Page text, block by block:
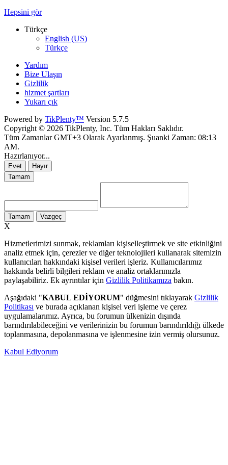
Hepsini gör
Türkçe
English (US)
Türkçe
Yardım
Bize Ulaşın
Gizlilik
hizmet şartları
Yukarı çık
Powered by TikPlenty™ Version 5.7.5
Copyright © 2026 TikPlenty, Inc. Tüm Hakları Saklıdır.
Tüm Zamanlar GMT+3 Olarak Ayarlanmış. Şuanki Zaman: 08:13
AM.
Hazırlanıyor...
Evet
Hayır
Tamam
Tamam Vazgeç
X
Hizmetlerimizi sunmak, reklamları kişiselleştirmek ve site etkinliğini
analiz etmek için, çerezler ve diğer teknolojileri kullanarak sitemizin
kullanıcıları hakkındaki kişisel verileri işleriz. Kullanıcılarımız
hakkında belirli bilgileri reklam ve analiz ortaklarımızla
paylaşabiliriz. Ek ayrıntılar için Gizlilik Politikamıza bakın.
Aşağıdaki "KABUL EDİYORUM" düğmesini tıklayarak Gizlilik
Politikası ve burada açıklanan kişisel veri işleme ve çerez
uygulamalarımız. Ayrıca, bu forumun ülkenizin dışında
barındırılabileceğini ve verilerinizin bu forumun barındırıldığı ülkede
toplanmasına, depolanmasına ve işlenmesine izin vermiş olursunuz.
Kabul Ediyorum